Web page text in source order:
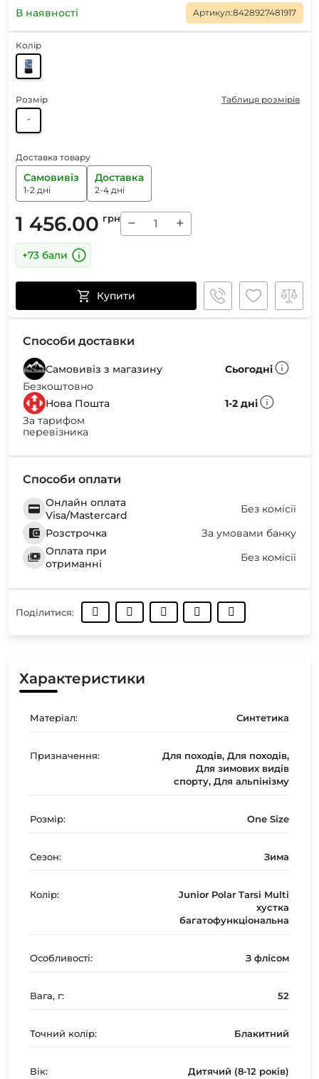
В наявності Артикул:8428927481917
Колір
Розмір
Таблиця розмірів
-
Доставка товару
Самовивіз
1-2 дні
Доставка
2-4 дні
1 456.00 грн − +
+73 бали
Купити
Способи доставки
Самовивіз з магазину
Сьогодні
Безкоштовно
Нова Пошта
1-2 дні
За тарифом
перевізника
Способи оплати
Онлайн оплата
Visa/Mastercard
Без комісії
Розстрочка
За умовами банку
Оплата при
отриманні
Без комісії
Поділитися:
Характеристики
Матеріал: Синтетика
Призначення:
Для походів, Для походів,
Для зимових видів
спорту, Для альпінізму
Розмір: One Size
Сезон: Зима
Колір:
Junior Polar Tarsi Multi
хустка
багатофункціональна
Особливості: З флісом
Вага, г: 52
Точний колір: Блакитний
Вік: Дитячий (8-12 років)